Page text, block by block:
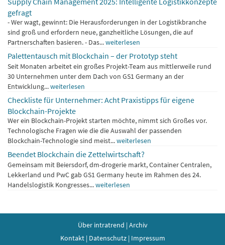
Berlin. - GS1 Standards vernetzen Wareneinheit und...weiterlesen
Supply Chain Management 2025: Intelligente Logistikkonzepte
gefragt
- Wer wagt, gewinnt: Die Herausforderungen in der Logistikbranche
sind groß und erfordern neue, ganzheitliche Lösungen, die auf
Partnerschaften basieren. - Das...weiterlesen
Palettentausch mit Blockchain – der Prototyp steht
Seit Monaten arbeitet ein großes Projekt-Team aus mittlerweile rund
30 Unternehmen unter dem Dach von GS1 Germany an der
Entwicklung...weiterlesen
Checkliste für Unternehmer: Acht Praxistipps für eigene
Blockchain-Projekte
Wer ein Blockchain-Projekt starten möchte, nimmt sich Großes vor.
Technologische Fragen wie die die Auswahl der passenden
Blockchain-Technologie sind meist...weiterlesen
Beendet Blockchain die Zettelwirtschaft?
Gemeinsam mit Beiersdorf, dm-drogerie markt, Container Centralen,
Lekkerland und PwC gab GS1 Germany heute im Rahmen des 24.
Über intratrend| Archiv